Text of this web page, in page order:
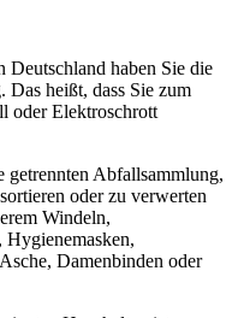
haben Sie die
heißt, dass Sie zum
oder Elektroschrott
Abfallsammlung,
oder zu verwerten
Windeln,
Hygienemasken,
Damenbinden oder